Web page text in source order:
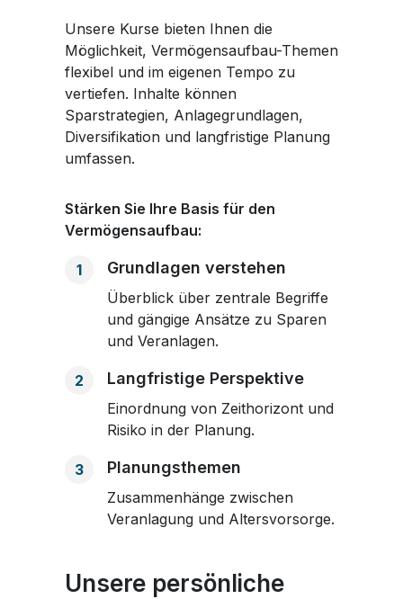
Unsere Kurse bieten Ihnen die
Möglichkeit, Vermögensaufbau-Themen
flexibel und im eigenen Tempo zu
vertiefen. Inhalte können
Sparstrategien, Anlagegrundlagen,
Diversifikation und langfristige Planung
umfassen.
Stärken Sie Ihre Basis für den
Vermögensaufbau:
1 Grundlagen verstehen
Überblick über zentrale Begriffe
und gängige Ansätze zu Sparen
und Veranlagen.
2 Langfristige Perspektive
Einordnung von Zeithorizont und
Risiko in der Planung.
3 Planungsthemen
Zusammenhänge zwischen
Veranlagung und Altersvorsorge.
Unsere persönliche